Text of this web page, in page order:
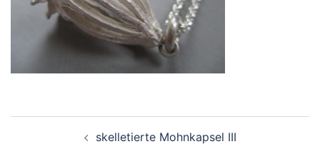
skelletierte Mohnkapsel III